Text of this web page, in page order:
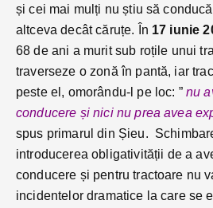
și cei mai mulți nu știu să
altceva decât căruțe. În 17 iunie
68 de ani a murit sub roțile unui
traverseze o zonă în pantă, iar
peste el, omorându-l pe loc: ”nu
conducere și nici nu prea avea
spus primarul din Șieu.
introducerea obligativității de a
conducere și pentru tractoare nu
incidentelor dramatice la care se